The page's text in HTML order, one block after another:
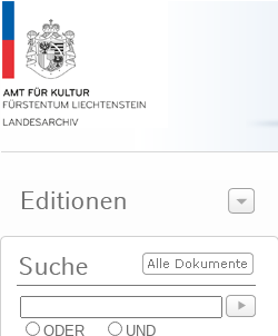
ODER UND